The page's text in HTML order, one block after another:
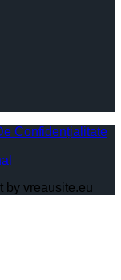
Confidențialitate
by vreausite.eu